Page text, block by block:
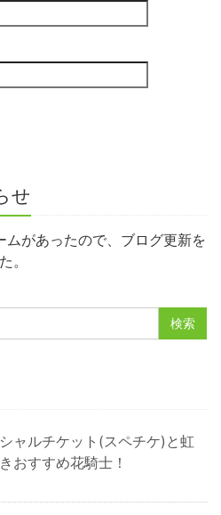
せ
ムがあったので、ブログ更新を
。
シャルチケット(スペチケ)と虹
おすすめ花騎士！